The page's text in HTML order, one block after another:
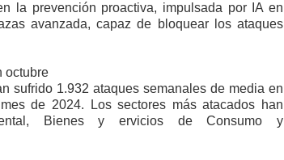
la prevención proactiva, impulsada por IA en
avanzada, capaz de bloquear los ataques
octubre
sufrido 1.932 ataques semanales de media en
de 2024. Los sectores más atacados han
Bienes y ervicios de Consumo y